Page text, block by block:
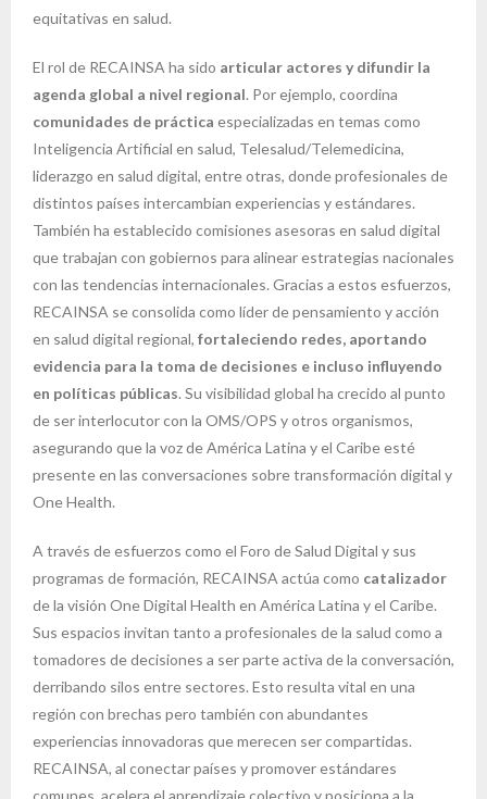
equitativas en salud.
El rol de RECAINSA ha sido articular actores y difundir la
agenda global a nivel regional. Por ejemplo, coordina
comunidades de práctica especializadas en temas como
Inteligencia Artificial en salud, Telesalud/Telemedicina,
liderazgo en salud digital, entre otras, donde profesionales de
distintos países intercambian experiencias y estándares.
También ha establecido comisiones asesoras en salud digital
que trabajan con gobiernos para alinear estrategias nacionales
con las tendencias internacionales. Gracias a estos esfuerzos,
RECAINSA se consolida como líder de pensamiento y acción
en salud digital regional, fortaleciendo redes, aportando
evidencia para la toma de decisiones e incluso influyendo
en políticas públicas. Su visibilidad global ha crecido al punto
de ser interlocutor con la OMS/OPS y otros organismos,
asegurando que la voz de América Latina y el Caribe esté
presente en las conversaciones sobre transformación digital y
One Health.
A través de esfuerzos como el Foro de Salud Digital y sus
programas de formación, RECAINSA actúa como catalizador
de la visión One Digital Health en América Latina y el Caribe.
Sus espacios invitan tanto a profesionales de la salud como a
tomadores de decisiones a ser parte activa de la conversación,
derribando silos entre sectores. Esto resulta vital en una
región con brechas pero también con abundantes
experiencias innovadoras que merecen ser compartidas.
RECAINSA, al conectar países y promover estándares